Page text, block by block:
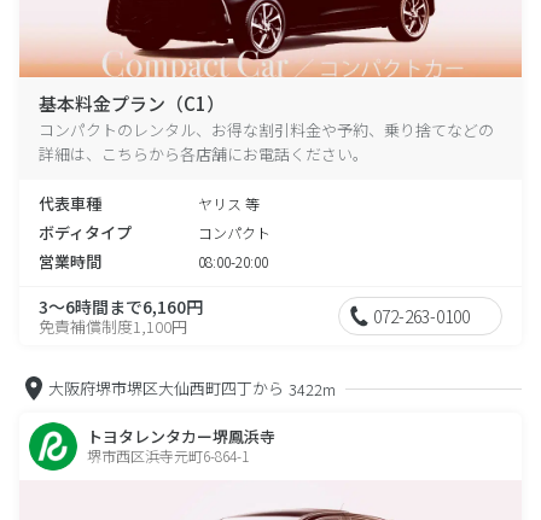
基本料金プラン（C1）
コンパクトのレンタル、お得な割引料金や予約、乗り捨てなどの
詳細は、こちらから各店舗にお電話ください。
代表車種 ヤリス 等
ボディタイプ コンパクト
営業時間 08:00-20:00
3～6時間まで6,160円
免責補償制度1,100円 072-263-0100
大阪府堺市堺区大仙西町四丁から 3422m
トヨタレンタカー堺鳳浜寺
堺市西区浜寺元町6-864-1